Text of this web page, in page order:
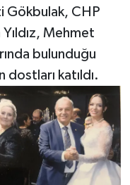
Gökbulak, CHP
Mehmet
bulunduğu
katıldı.